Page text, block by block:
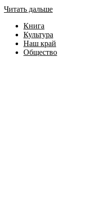
Читать дальше
Книга
Культура
Наш край
Общество